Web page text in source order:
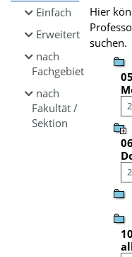
Einfach
Erweitert
nach
Fachgebiet
nach
Fakultät /
Sektion
Hier
suchen.